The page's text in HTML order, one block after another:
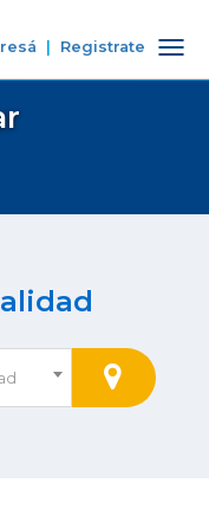
Registrate